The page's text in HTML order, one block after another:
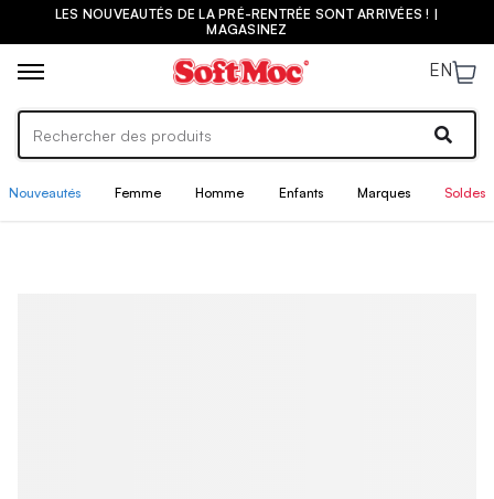
LES NOUVEAUTÉS DE LA PRÉ-RENTRÉE SONT ARRIVÉES ! |
MAGASINEZ
EN
Nouveautés Femme Homme Enfants Marques Soldes